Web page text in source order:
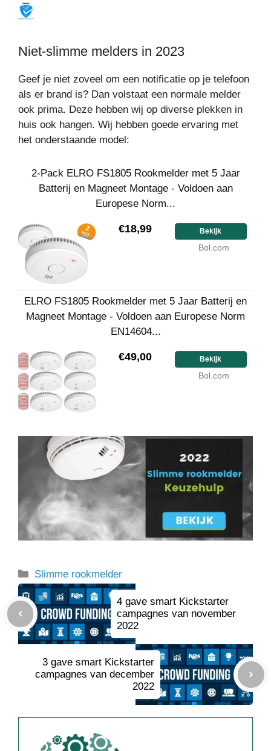
Niet-slimme melders in 2023
Geef je niet zoveel om een notificatie op je telefoon
als er brand is? Dan volstaat een normale melder
ook prima. Deze hebben wij op diverse plekken in
huis ook hangen. Wij hebben goede ervaring met
het onderstaande model:
2-Pack ELRO FS1805 Rookmelder met 5 Jaar
Batterij en Magneet Montage - Voldoen aan
Europese Norm...
€18,99 Bekijk
Bol.com
ELRO FS1805 Rookmelder met 5 Jaar Batterij en
Magneet Montage - Voldoen aan Europese Norm
EN14604...
€49,00 Bekijk
Bol.com
Categorieën
Slimme rookmelder
4 gave smart Kickstarter
campagnes van november
2022
3 gave smart Kickstarter
campagnes van december
2022